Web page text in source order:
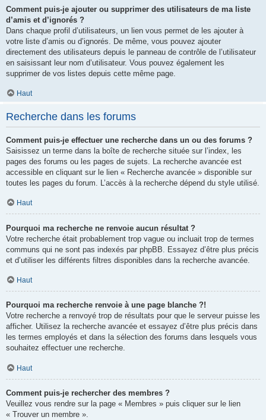
Comment puis-je ajouter ou supprimer des utilisateurs de ma liste
d’amis et d’ignorés ?
Dans chaque profil d’utilisateurs, un lien vous permet de les ajouter à
votre liste d’amis ou d’ignorés. De même, vous pouvez ajouter
directement des utilisateurs depuis le panneau de contrôle de l’utilisateur
en saisissant leur nom d’utilisateur. Vous pouvez également les
supprimer de vos listes depuis cette même page.
Haut
Recherche dans les forums
Comment puis-je effectuer une recherche dans un ou des forums ?
Saisissez un terme dans la boîte de recherche située sur l’index, les
pages des forums ou les pages de sujets. La recherche avancée est
accessible en cliquant sur le lien « Recherche avancée » disponible sur
toutes les pages du forum. L’accès à la recherche dépend du style utilisé.
Haut
Pourquoi ma recherche ne renvoie aucun résultat ?
Votre recherche était probablement trop vague ou incluait trop de termes
communs qui ne sont pas indexés par phpBB. Essayez d’être plus précis
et d’utiliser les différents filtres disponibles dans la recherche avancée.
Haut
Pourquoi ma recherche renvoie à une page blanche ?!
Votre recherche a renvoyé trop de résultats pour que le serveur puisse les
afficher. Utilisez la recherche avancée et essayez d’être plus précis dans
les termes employés et dans la sélection des forums dans lesquels vous
souhaitez effectuer une recherche.
Haut
Comment puis-je rechercher des membres ?
Veuillez vous rendre sur la page « Membres » puis cliquer sur le lien
« Trouver un membre ».